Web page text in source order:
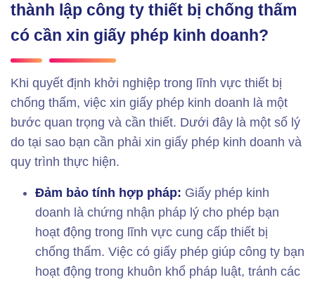
thành lập công ty thiết bị chống thấm
có cần xin giấy phép kinh doanh?
Khi quyết định khởi nghiệp trong lĩnh vực thiết bị
chống thấm, việc xin giấy phép kinh doanh là một
bước quan trọng và cần thiết. Dưới đây là một số lý
do tại sao bạn cần phải xin giấy phép kinh doanh và
quy trình thực hiện.
Đảm bảo tính hợp pháp: Giấy phép kinh
doanh là chứng nhận pháp lý cho phép bạn
hoạt động trong lĩnh vực cung cấp thiết bị
chống thấm. Việc có giấy phép giúp công ty bạn
hoạt động trong khuôn khổ pháp luật, tránh các